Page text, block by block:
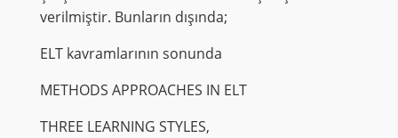
verilmiştir. Bunların dışında;
ELT kavramlarının sonunda
METHODS APPROACHES IN ELT
THREE LEARNING STYLES,